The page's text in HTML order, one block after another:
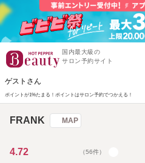
国内最大級の
サロン予約サイト
ゲストさん
ポイントが1%たまる！ ポイントはサロン予約でつかえる！
FRANK MAP
4.72 （56件）